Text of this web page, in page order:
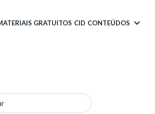
GRATUITOS CID CONTEÚDOS